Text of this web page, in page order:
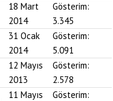
18 Mart
2014
Gösterim:
3.345
31 Ocak
2014
Gösterim:
5.091
12 Mayıs
2013
Gösterim:
2.578
11 Mayıs
Gösterim: